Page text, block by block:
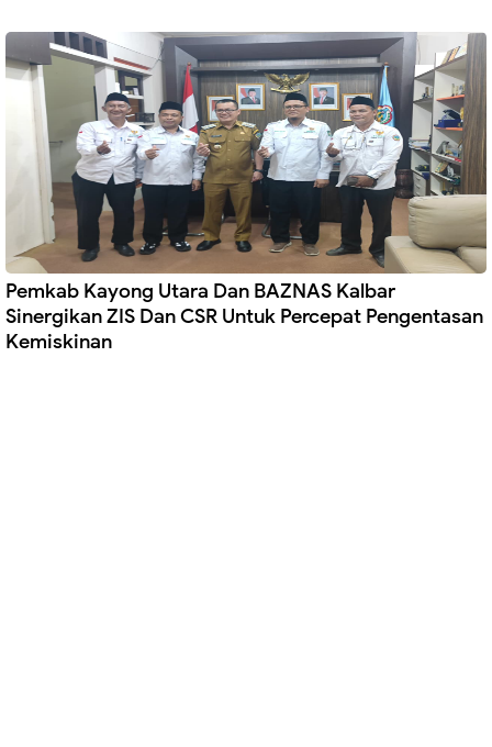
Pemkab Kayong Utara Dan BAZNAS Kalbar
Sinergikan ZIS Dan CSR Untuk Percepat Pengentasan
Kemiskinan